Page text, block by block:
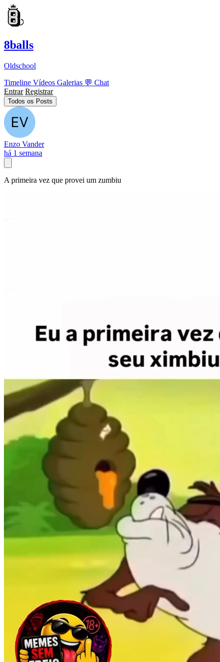
8balls
Oldschool
Timeline Vídeos Galerias 💬 Chat
Entrar Registrar
Todos os Posts
Enzo Vander
há 1 semana
A primeira vez que provei um zumbiu